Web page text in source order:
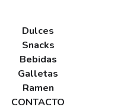
Dulces
Snacks
Bebidas
Galletas
Ramen
CONTACTO